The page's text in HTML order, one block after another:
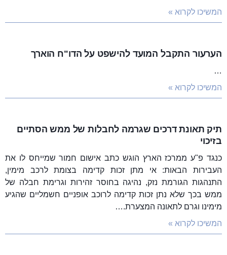
המשיכו לקרוא »
הערעור התקבל המועד להישפט על הדו"ח הוארך
…
המשיכו לקרוא »
תיק תאונת דרכים שגרמה לחבלות של ממש הסתיים
בזיכוי
כנגד פ"ע ממרכז הארץ הוגש כתב אישום חמור שמייחס לו את
העבירות הבאות: אי מתן זכות קדימה בצומת לרכב מימין,
התנהגות הגורמת נזק, נהיגה בחוסר זהירות וגרימת חבלה של
ממש בכך שלא נתן זכות קדימה לרוכב אופניים חשמליים שהגיע
מימינו וגרם לתאונה המצערת.…
המשיכו לקרוא »